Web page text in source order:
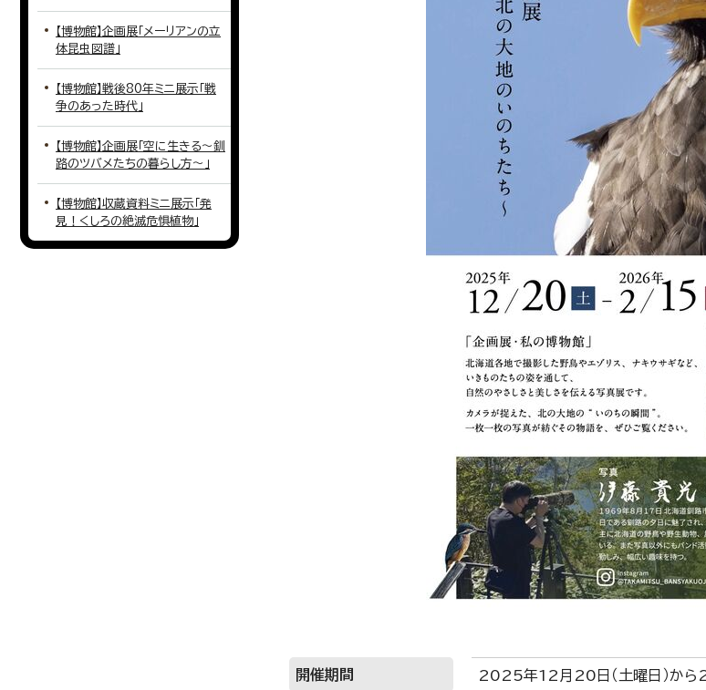
開催期間 2025年12月20日（土曜日）から
【博物館】企画展「メーリアンの立
体昆虫図譜」
【博物館】戦後80年ミニ展示「戦
争のあった時代」
【博物館】企画展「空に生きる～釧
路のツバメたちの暮らし方～」
【博物館】収蔵資料ミニ展示「発
見！くしろの絶滅危惧植物」